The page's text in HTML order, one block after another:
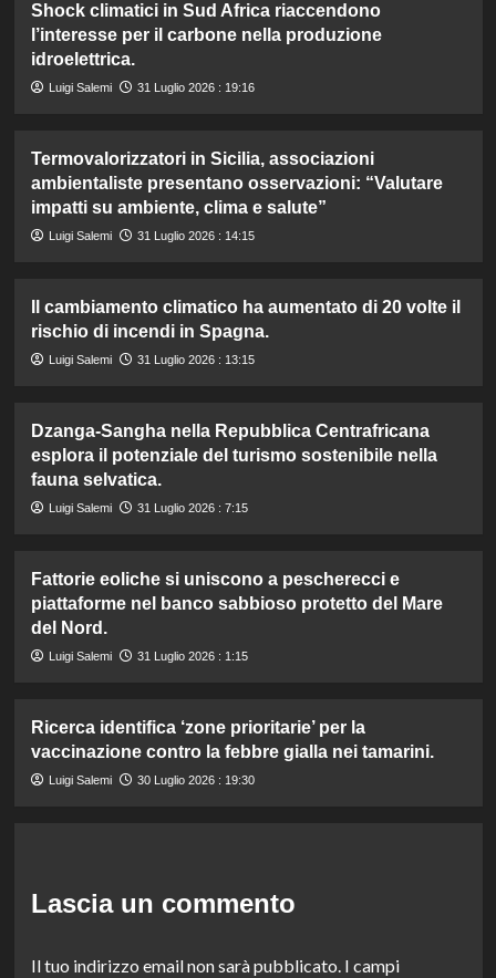
Shock climatici in Sud Africa riaccendono
l’interesse per il carbone nella produzione
idroelettrica.
Luigi Salemi 31 Luglio 2026 : 19:16
Termovalorizzatori in Sicilia, associazioni
ambientaliste presentano osservazioni: “Valutare
impatti su ambiente, clima e salute”
Luigi Salemi 31 Luglio 2026 : 14:15
Il cambiamento climatico ha aumentato di 20 volte il
rischio di incendi in Spagna.
Luigi Salemi 31 Luglio 2026 : 13:15
Dzanga-Sangha nella Repubblica Centrafricana
esplora il potenziale del turismo sostenibile nella
fauna selvatica.
Luigi Salemi 31 Luglio 2026 : 7:15
Fattorie eoliche si uniscono a pescherecci e
piattaforme nel banco sabbioso protetto del Mare
del Nord.
Luigi Salemi 31 Luglio 2026 : 1:15
Ricerca identifica ‘zone prioritarie’ per la
vaccinazione contro la febbre gialla nei tamarini.
Luigi Salemi 30 Luglio 2026 : 19:30
Lascia un commento
Il tuo indirizzo email non sarà pubblicato. I campi